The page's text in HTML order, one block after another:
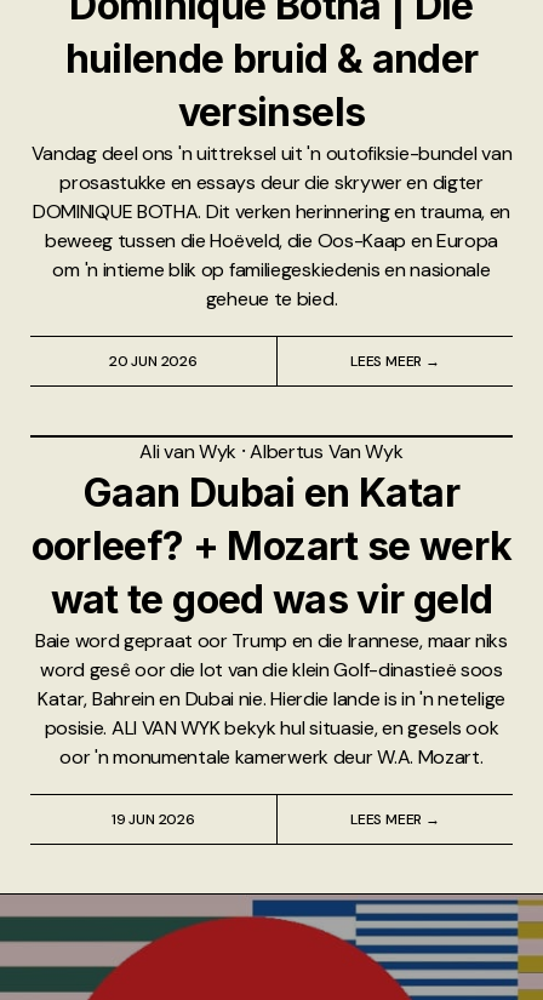
huilende bruid & ander
versinsels
Vandag deel ons 'n uittreksel uit 'n outofiksie-bundel van
prosastukke en essays deur die skrywer en digter
DOMINIQUE BOTHA. Dit verken herinnering en trauma, en
beweeg tussen die Hoëveld, die Oos-Kaap en Europa
om 'n intieme blik op familiegeskiedenis en nasionale
geheue te bied.
20 JUN 2026 LEES MEER →
Ali van Wyk ⸱Albertus Van Wyk
Gaan Dubai en Katar
oorleef? + Mozart se werk
wat te goed was vir geld
Baie word gepraat oor Trump en die Irannese, maar niks
word gesê oor die lot van die klein Golf-dinastieë soos
Katar, Bahrein en Dubai nie. Hierdie lande is in 'n netelige
posisie. ALI VAN WYK bekyk hul situasie, en gesels ook
oor 'n monumentale kamerwerk deur W.A. Mozart.
19 JUN 2026 LEES MEER →